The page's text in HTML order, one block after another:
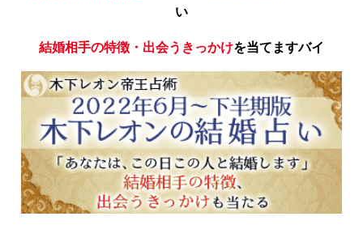
い
結婚相手の特徴・出会うきっかけを当てますバイ